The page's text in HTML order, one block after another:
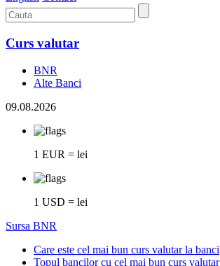
Curs valutar
BNR
Alte Banci
09.08.2026
1 EUR = lei
1 USD = lei
Sursa BNR
Care este cel mai bun curs valutar la banci
Topul bancilor cu cel mai bun curs valutar